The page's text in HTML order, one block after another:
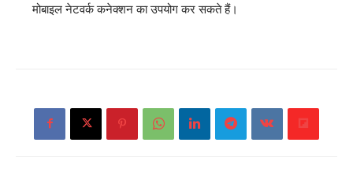
मोबाइल नेटवर्क कनेक्शन का उपयोग कर सकते हैं।